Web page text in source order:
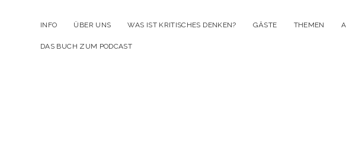
INFO ÜBER UNS WAS IST KRITISCHES DENKEN? GÄSTE THEMEN
DAS BUCH ZUM PODCAST